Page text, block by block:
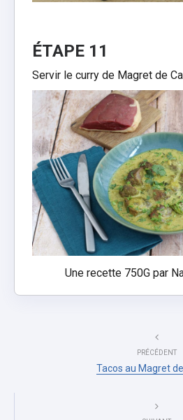
ÉTAPE 11
Servir le curry de Magret de
Une recette 750G par
PRÉCÉDENT
Tacos au Magret